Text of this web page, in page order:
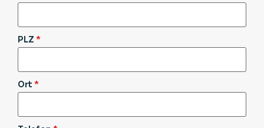
PLZ *
Ort *